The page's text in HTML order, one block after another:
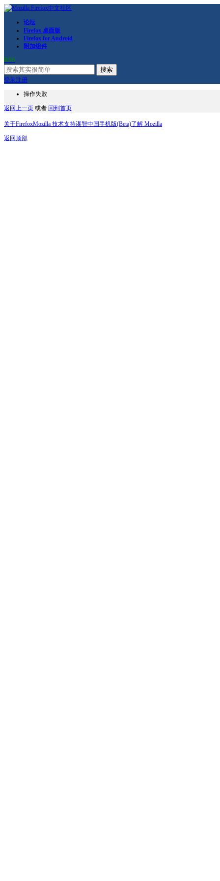
论坛
Firefox 桌面版
Firefox for Android
附加组件
RSS
搜索
登录注册
操作失败
返回上一页 或者 回到首页
关于FirefoxMozilla 技术支持谋智中国手机版(Beta)了解 Mozilla
返回顶部